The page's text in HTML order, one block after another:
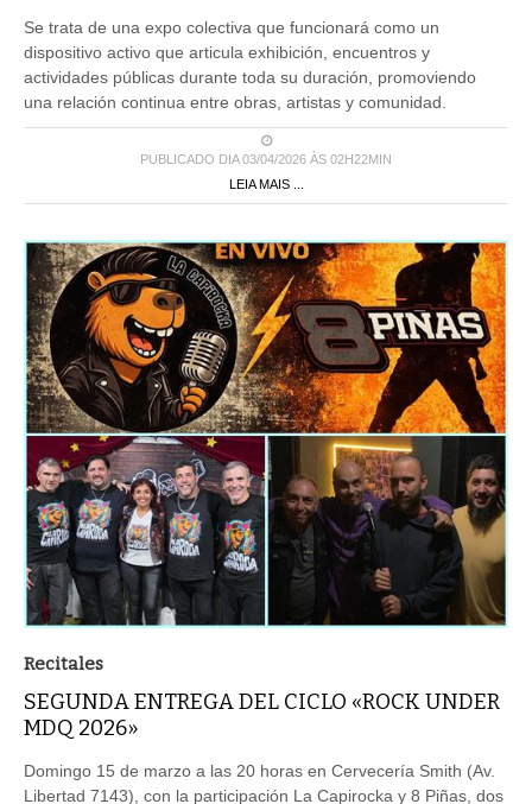
Se trata de una expo colectiva que funcionará como un
dispositivo activo que articula exhibición, encuentros y
actividades públicas durante toda su duración, promoviendo
una relación continua entre obras, artistas y comunidad.
PUBLICADO DIA 03/04/2026 ÀS 02H22MIN
LEIA MAIS ...
Recitales
SEGUNDA ENTREGA DEL CICLO «ROCK UNDER
MDQ 2026»
Domingo 15 de marzo a las 20 horas en Cervecería Smith (Av.
Libertad 7143), con la participación La Capirocka y 8 Piñas, dos